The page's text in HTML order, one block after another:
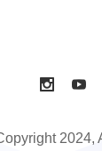
2024,